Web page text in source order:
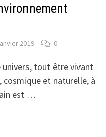
2019 0
univers, tout être vivant
cosmique et naturelle, à
est …